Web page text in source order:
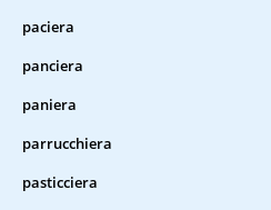
paciera
panciera
paniera
parrucchiera
pasticciera